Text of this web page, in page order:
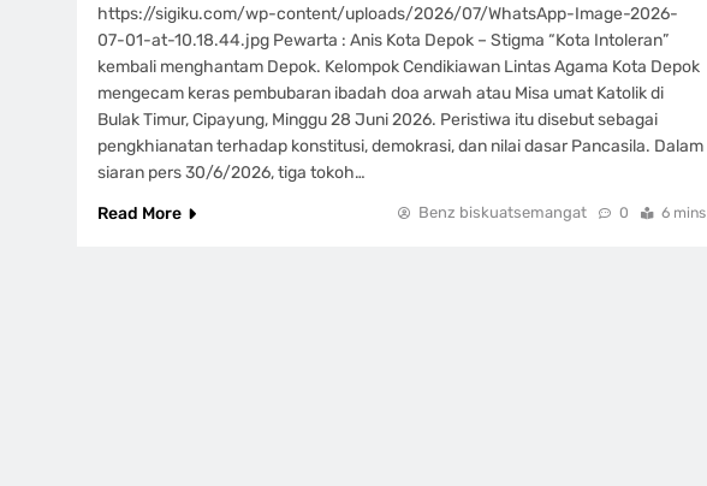
https://sigiku.com/wp-content/uploads/2026/07/WhatsApp-Image-2026-
07-01-at-10.18.44.jpg Pewarta : Anis Kota Depok – Stigma “Kota Intoleran”
kembali menghantam Depok. Kelompok Cendikiawan Lintas Agama Kota Depok
mengecam keras pembubaran ibadah doa arwah atau Misa umat Katolik di
Bulak Timur, Cipayung, Minggu 28 Juni 2026. Peristiwa itu disebut sebagai
pengkhianatan terhadap konstitusi, demokrasi, dan nilai dasar Pancasila. Dalam
siaran pers 30/6/2026, tiga tokoh…
Read More
Benz biskuatsemangat 0 6 mins